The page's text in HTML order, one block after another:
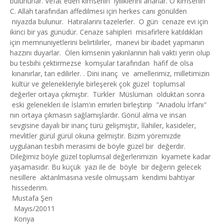
C. Allah tarafından affedilmesi için herkes canı gönülden
niyazda bulunur. Hatıralarını tazelerler. O gün cenaze evi için
ikinci bir yas günüdür. Cenaze sahipleri misafirlere katıldıkları
için memnuniyetlerini belirtilirler, manevi bir ibadet yapmanın
hazzını duyarlar. Ölen kimsenin yakınlarının hali vakti yerin olup
bu tesbihi çektirmezse komşular tarafından hafif de olsa
kınanırlar, tan edilirler. . Dini inanç ve amellerimiz, milletimizin
kültür ve gelenekleriyle birleşerek çok güzel toplumsal
değerler ortaya çıkmıştır. Türkler Müslüman olduktan sonra
eski gelenekleri ile İslam'ın emirleri birleştirip "Anadolu İrfanı"
nın ortaya çıkmasın sağlamışlardır. Gönül alma ve insan
sevgisine dayalı bir inanç türü gelişmiştir, İlahiler, kasideler,
mevlitler gürül gürül okuna gelmiştir. Bizim yöremizde
uygulanan tesbih merasimi de böyle güzel bir değerdir.
Dileğimiz böyle güzel toplumsal değerlerimizin kıyamete kadar
yaşamasıdır. Bu küçük yazı ile de böyle bir değerin gelecek
nesillere aktarılmasına vesile olmuşsam kendimi bahtiyar
hissederim.
Mustafa Şen
Mayıs/20011
Konya